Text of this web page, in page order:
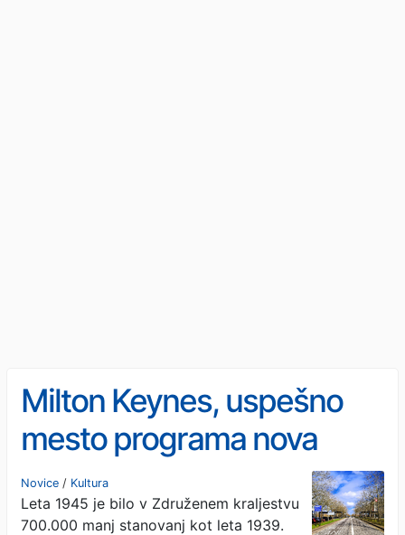
Milton Keynes, uspešno
mesto programa nova
britanska mesta, a kje so
ljudje?
Novice / Kultura
Leta 1945 je bilo v Združenem kraljestvu
700.000 manj stanovanj kot leta 1939.